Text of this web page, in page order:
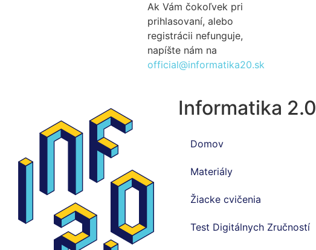
Ak Vám čokoľvek pri
prihlasovaní, alebo
registrácii nefunguje,
napíšte nám na
official@informatika20.sk
Informatika 2.0
Domov
Materiály
Žiacke cvičenia
Test Digitálnych Zručností